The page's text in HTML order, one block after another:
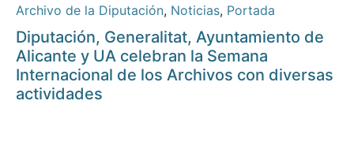
Archivo de la Diputación, Noticias, Portada
Diputación, Generalitat, Ayuntamiento de
Alicante y UA celebran la Semana
Internacional de los Archivos con diversas
actividades